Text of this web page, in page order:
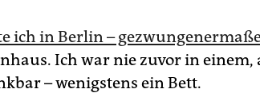
ich in Berlin –
Ich war nie zuvor in einem,
– wenigstens ein Bett.